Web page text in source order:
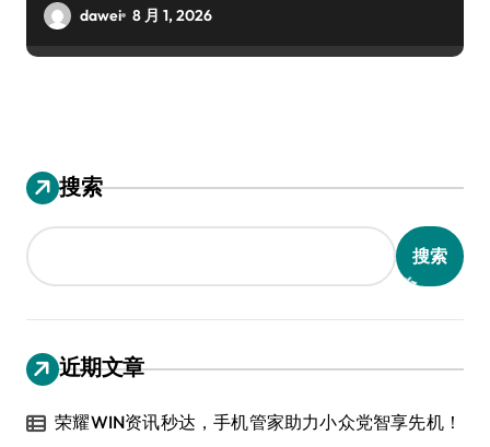
dawei 8 月 1, 2026
搜索
搜索
近期文章
荣耀WIN资讯秒达，手机管家助力小众党智享先机！